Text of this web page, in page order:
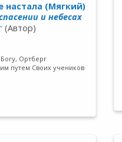
настала (Мягкий)
и небесах
(Автор)
Ортберг
путем Своих учеников